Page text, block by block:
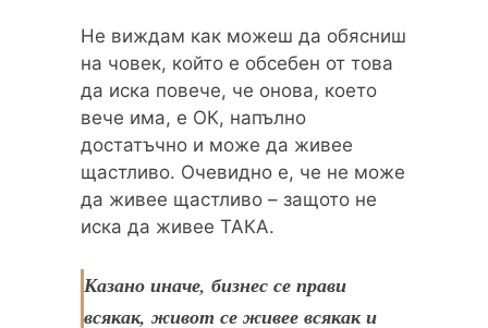
Не виждам как можеш да обясниш
на човек, който е обсебен от това
да иска повече, че онова, което
вече има, е ОК, напълно
достатъчно и може да живее
щастливо. Очевидно е, че не може
да живее щастливо – защото не
иска да живее ТАКА.
Казано иначе, бизнес се прави
всякак, живот се живее всякак и